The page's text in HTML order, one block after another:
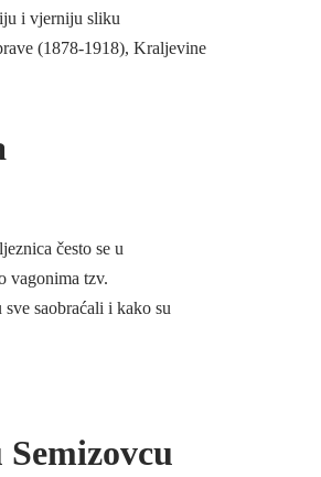
i vjerniju sliku
(1878-1918), Kraljevine
često se u
vagonima tzv.
sve saobraćali i kako su